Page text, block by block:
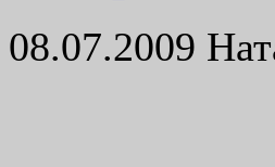
08.07.2009